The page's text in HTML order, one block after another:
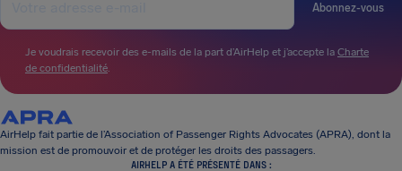
Abonnez-vous
Je voudrais recevoir des e-mails de la part d’AirHelp et j’accepte la Charte
de confidentialité.
AirHelp fait partie de l’Association of Passenger Rights Advocates (APRA), dont la
mission est de promouvoir et de protéger les droits des passagers.
AIRHELP A ÉTÉ PRÉSENTÉ DANS :